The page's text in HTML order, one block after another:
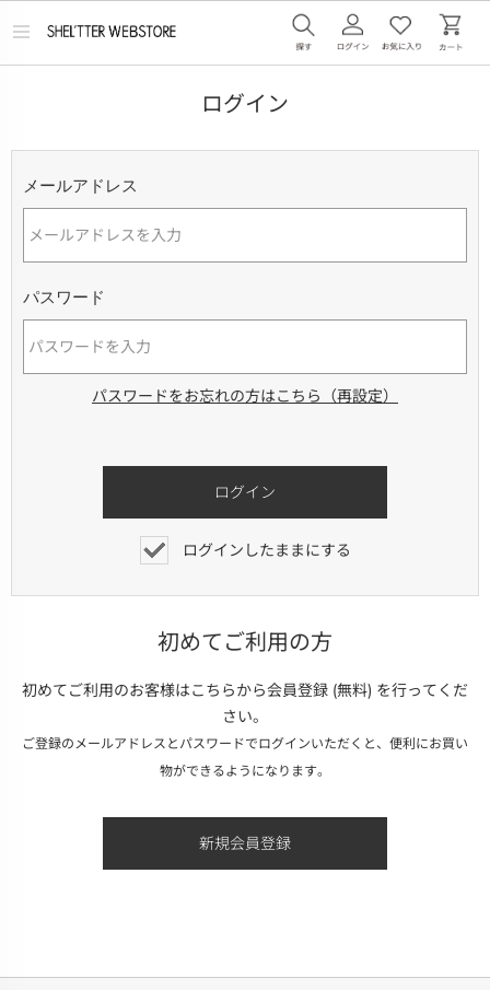
メ
ログイン
メールアドレス
パスワード
パスワードをお忘れの方はこちら（再設定）
ログインしたままにする
初めてご利用の方
初めてご利用のお客様はこちらから会員登録 (無料) を行ってくだ
さい。
ご登録のメールアドレスとパスワードでログインいただくと、便利にお買い
物ができるようになります。